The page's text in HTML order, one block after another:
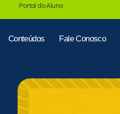
Portal do Aluno
Conteúdos Fale Conosco